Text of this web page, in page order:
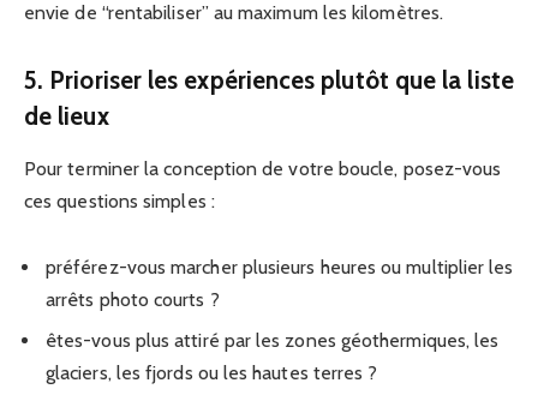
envie de “rentabiliser” au maximum les kilomètres.
5. Prioriser les expériences plutôt que la liste
de lieux
Pour terminer la conception de votre boucle, posez-vous
ces questions simples :
préférez-vous marcher plusieurs heures ou multiplier les
arrêts photo courts ?
êtes-vous plus attiré par les zones géothermiques, les
glaciers, les fjords ou les hautes terres ?